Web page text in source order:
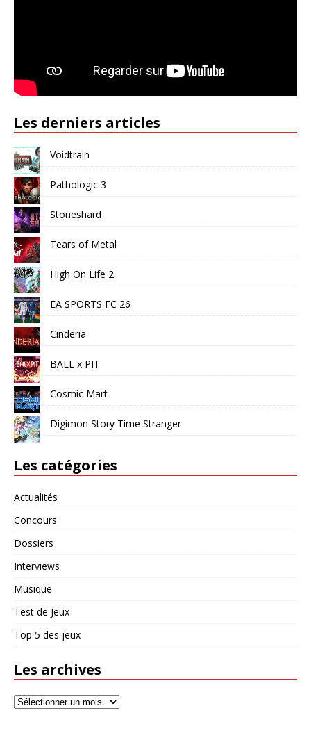
Les derniers articles
Voidtrain
Pathologic 3
Stoneshard
Tears of Metal
High On Life 2
EA SPORTS FC 26
Cinderia
BALL x PIT
Cosmic Mart
Digimon Story Time Stranger
Les catégories
Actualités
Concours
Dossiers
Interviews
Musique
Test de Jeux
Top 5 des jeux
Les archives